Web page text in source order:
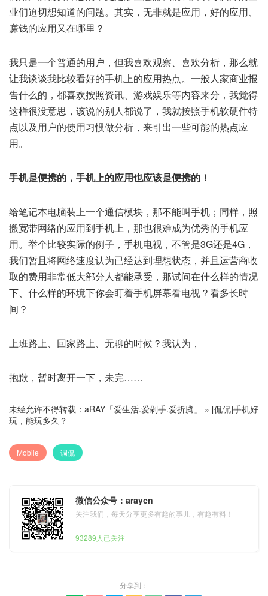
业们迫切想知道的问题。其实，无非就是应用，好的应用、
赚钱的应用又在哪里？
我只是一个普通的用户，但我喜欢观察、喜欢分析，那么就
让我谈谈我比较看好的手机上的应用热点。一般人家商业报
告什么的，都喜欢按照资讯、游戏娱乐等内容来分，我觉得
这样很没意思，该说的别人都说了，我就按照手机软硬件特
点以及用户的使用习惯做分析，来引出一些可能的热点应
用。
手机是便携的，手机上的应用也应该是便携的！
给笔记本电脑装上一个通信模块，那不能叫手机；同样，照
搬宽带网络的应用到手机上，那也很难成为优秀的手机应
用。举个比较实际的例子，手机电视，不管是3G还是4G，
我们暂且将网络速度认为已经达到理想状态，并且运营商收
取的费用非常低大部分人都能承受，那试问在什么样的情况
下、什么样的环境下你会盯着手机屏幕看电视？看多长时
间？
上班路上、回家路上、无聊的时候？我认为，
抱歉，暂时离开一下，未完……
未经允许不得转载： aRAY「爱生活.爱剁手.爱折腾」 » [侃侃]手机好
玩，能玩多久？
Mobile 调侃
微信公众号：araycn
关注我们，每天分享更多有趣的事儿，有趣有料！
93289人已关注
分享到：